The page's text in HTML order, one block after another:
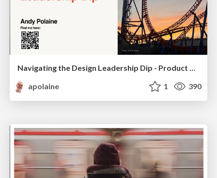
Navigating the Design Leadership Dip - Product Design Week Design Leaders+ Conference 2024
apolaine
1 390